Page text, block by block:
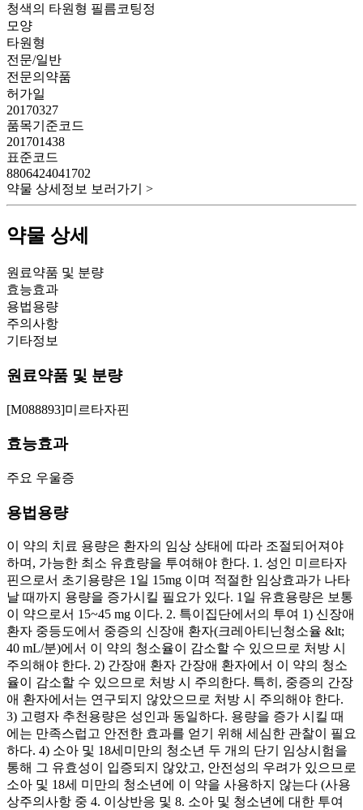
청색의 타원형 필름코팅정
모양
타원형
전문/일반
전문의약품
허가일
20170327
품목기준코드
201701438
표준코드
8806424041702
약물 상세정보 보러가기 >
약물 상세
원료약품 및 분량
효능효과
용법용량
주의사항
기타정보
원료약품 및 분량
[M088893]미르타자핀
효능효과
주요 우울증
용법용량
이 약의 치료 용량은 환자의 임상 상태에 따라 조절되어져야
하며, 가능한 최소 유효량을 투여해야 한다. 1. 성인 미르타자
핀으로서 초기용량은 1일 15mg 이며 적절한 임상효과가 나타
날 때까지 용량을 증가시킬 필요가 있다. 1일 유효용량은 보통
이 약으로서 15~45 mg 이다. 2. 특이집단에서의 투여 1) 신장애
환자 중등도에서 중증의 신장애 환자(크레아티닌청소율 &lt;
40 mL/분)에서 이 약의 청소율이 감소할 수 있으므로 처방 시
주의해야 한다. 2) 간장애 환자 간장애 환자에서 이 약의 청소
율이 감소할 수 있으므로 처방 시 주의한다. 특히, 중증의 간장
애 환자에서는 연구되지 않았으므로 처방 시 주의해야 한다.
3) 고령자 추천용량은 성인과 동일하다. 용량을 증가 시킬 때
에는 만족스럽고 안전한 효과를 얻기 위해 세심한 관찰이 필요
하다. 4) 소아 및 18세미만의 청소년 두 개의 단기 임상시험을
통해 그 유효성이 입증되지 않았고, 안전성의 우려가 있으므로
소아 및 18세 미만의 청소년에 이 약을 사용하지 않는다 (사용
상주의사항 중 4. 이상반응 및 8. 소아 및 청소년에 대한 투여